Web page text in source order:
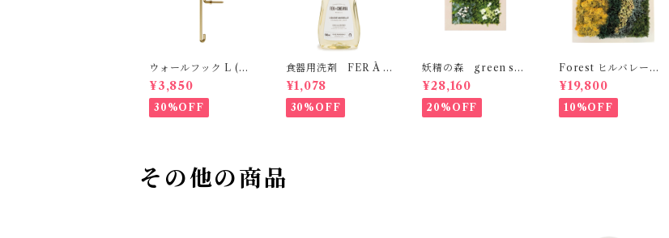
ウォールフック L (マ
ットゴールド） MO
EBE
¥3,850
30%OFF
食器用洗剤 FER À C
HEVAL
¥1,078
30%OFF
妖精の森 green sen
ses
¥28,160
20%OFF
Forest ヒルバレー
green senses
¥19,800
10%OFF
その他の商品